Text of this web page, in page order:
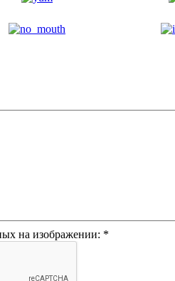
на изображении: *